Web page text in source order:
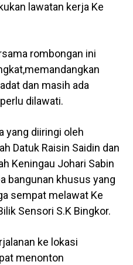
lawatan kerja Ke
rombongan ini
dan masih ada
dilawati.
yang diiringi oleh
Datuk Raisin Saidin dan
Keningau Johari Sabin
bangunan khusus yang
sempat melawat Ke
Sensori S.K Bingkor.
ke lokasi
menonton